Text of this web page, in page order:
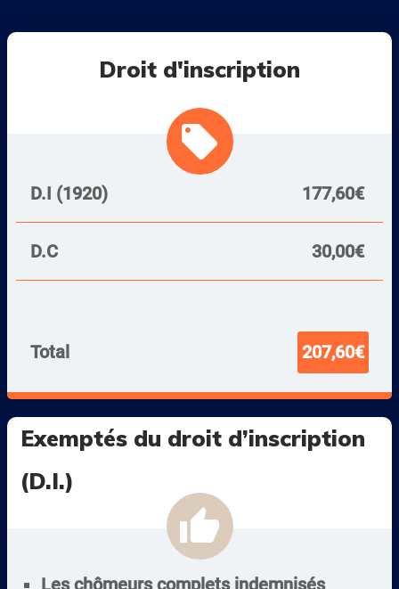
local_offer
Droit d'inscription
D.I (1920) 177,60€
D.C 30,00€
Total 207,60€
thumb_up
Exemptés du droit d’inscription
(D.I.)
Les chômeurs complets indemnisés